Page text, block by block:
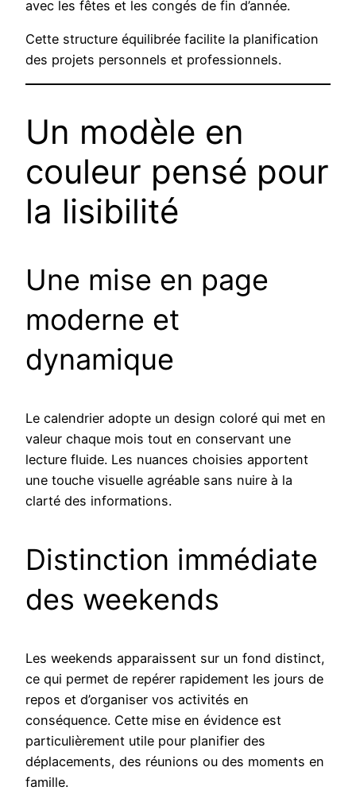
avec les fêtes et les congés de fin d’année.
Cette structure équilibrée facilite la planification
des projets personnels et professionnels.
Un modèle en
couleur pensé pour
la lisibilité
Une mise en page
moderne et
dynamique
Le calendrier adopte un design coloré qui met en
valeur chaque mois tout en conservant une
lecture fluide. Les nuances choisies apportent
une touche visuelle agréable sans nuire à la
clarté des informations.
Distinction immédiate
des weekends
Les weekends apparaissent sur un fond distinct,
ce qui permet de repérer rapidement les jours de
repos et d’organiser vos activités en
conséquence. Cette mise en évidence est
particulièrement utile pour planifier des
déplacements, des réunions ou des moments en
famille.